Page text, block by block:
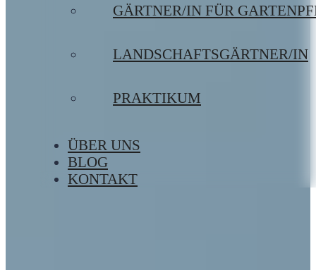
GÄRTNER/IN FÜR
LANDSCHAFTSGÄRTNER/IN
PRAKTIKUM
ÜBER UNS
BLOG
KONTAKT